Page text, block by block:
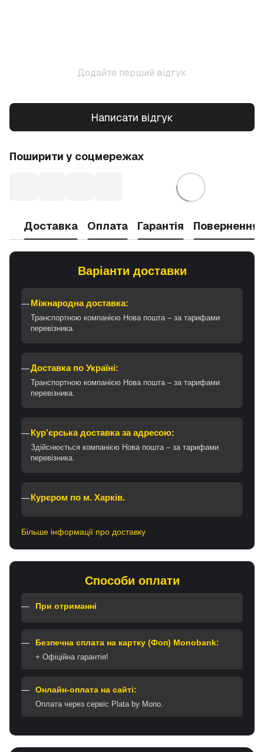
Додайте перший відгук
Написати відгук
Поширити у соцмережах
Доставка Оплата Гарантія Повернення
Варіанти доставки
Міжнародна доставка:
Транспортною компанією Нова пошта – за тарифами
перевізника.
Доставка по Україні:
Транспортною компанією Нова пошта – за тарифами
перевізника.
Кур’єрська доставка за адресою:
Здійснюється компанією Нова пошта – за тарифами
перевізника.
Курєром по м. Харків.
Більше інформації про доставку
Способи оплати
При отриманні
Безпечна сплата на картку (Фоп) Monobank:
+ Офіційна гарантія!
Онлайн-оплата на сайті:
Оплата через сервіс Plata by Mono.